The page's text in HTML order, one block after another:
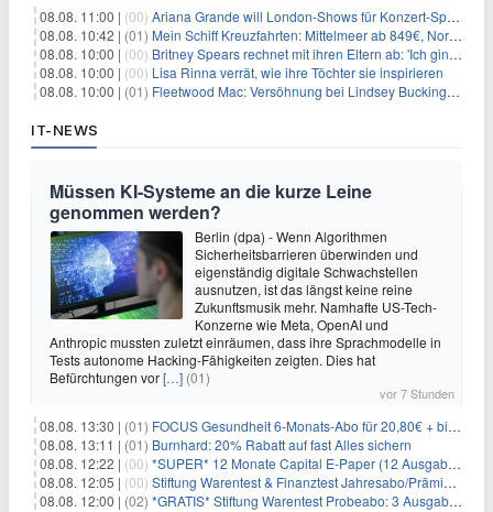
08.08. 11:00 | (00) Ariana Grande will London-Shows für Konzert-Special filmen
08.08. 10:42 | (01) Mein Schiff Kreuzfahrten: Mittelmeer ab 849€, Norwegen ab 999€ p.P.
08.08. 10:00 | (00) Britney Spears rechnet mit ihren Eltern ab: 'Ich ging zwei Monate lang auf die Knie und weinte'
08.08. 10:00 | (00) Lisa Rinna verrät, wie ihre Töchter sie inspirieren
08.08. 10:00 | (01) Fleetwood Mac: Versöhnung bei Lindsey Buckingham und Stevie Nicks
IT-NEWS
Müssen KI-Systeme an die kurze Leine
genommen werden?
Berlin (dpa) - Wenn Algorithmen
Sicherheitsbarrieren überwinden und
eigenständig digitale Schwachstellen
ausnutzen, ist das längst keine reine
Zukunftsmusik mehr. Namhafte US-Tech-
Konzerne wie Meta, OpenAI und
Anthropic mussten zuletzt einräumen, dass ihre Sprachmodelle in
Tests autonome Hacking-Fähigkeiten zeigten. Dies hat
Befürchtungen vor[…] (01)
vor 7 Stunden
08.08. 13:30 | (01) FOCUS Gesundheit 6-Monats-Abo für 20,80€ + bis zu 20€ Prämie
08.08. 13:11 | (01) Burnhard: 20% Rabatt auf fast Alles sichern
08.08. 12:22 | (00) *SUPER* 12 Monate Capital E-Paper (12 Ausgaben) für NUR 7€ (statt 80,04€)
08.08. 12:05 | (00) Stiftung Warentest & Finanztest Jahresabo/Prämienabo für 35€ + Buchprämie
08.08. 12:00 | (02) *GRATIS* Stiftung Warentest Probeabo: 3 Ausgaben gratis im Wert von 25,20€